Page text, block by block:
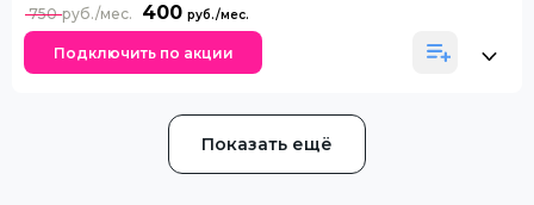
400
750
Подключить по акции
Показать ещё